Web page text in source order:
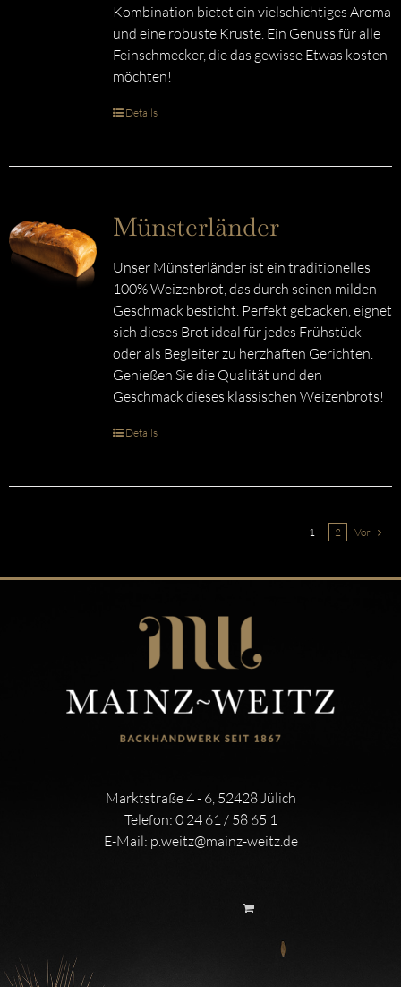
Kombination bietet ein vielschichtiges Aroma
und eine robuste Kruste. Ein Genuss für alle
Feinschmecker, die das gewisse Etwas kosten
möchten!
Details
Münsterländer
Unser Münsterländer ist ein traditionelles
100% Weizenbrot, das durch seinen milden
Geschmack besticht. Perfekt gebacken, eignet
sich dieses Brot ideal für jedes Frühstück
oder als Begleiter zu herzhaften Gerichten.
Genießen Sie die Qualität und den
Geschmack dieses klassischen Weizenbrots!
Details
1 2 Vor
Marktstraße 4 - 6, 52428 Jülich
Telefon: 0 24 61 / 58 65 1
E-Mail: p.weitz@mainz-weitz.de